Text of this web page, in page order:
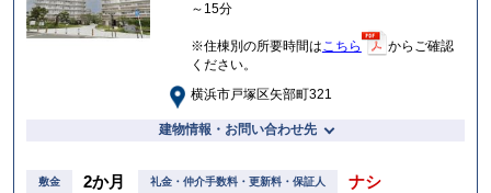
～15分
※住棟別の所要時間はこちら
からご確認
ください。
横浜市戸塚区矢部町321
建物情報・お問い合わせ先
敷金 2か月 礼金・仲介手数料・更新料・保証人 ナシ